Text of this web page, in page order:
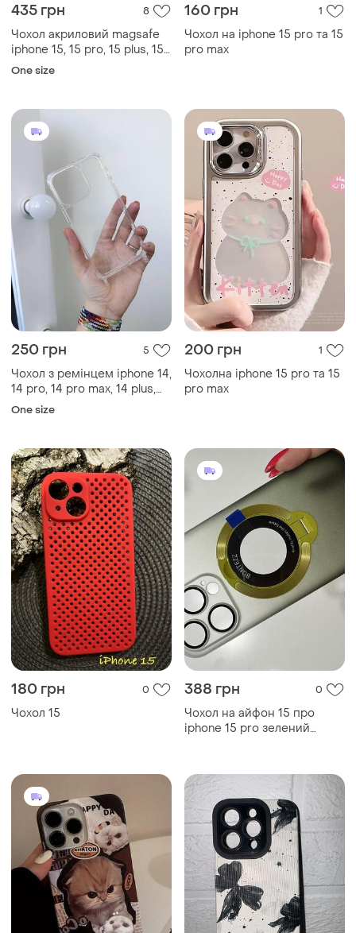
435 грн 8
Чохол акриловий magsafe
iphone 15, 15 pro, 15 plus, 15
pro max
One size
160 грн 1
Чохол на iphone 15 pro та 15
pro max
250 грн 5
Чохол з ремінцем iphone 14,
14 pro, 14 pro max, 14 plus,
15, 15 pro, 15 plus, 15 promax
One size
200 грн 1
Чохолна iphone 15 pro та 15
pro max
180 грн 0
Чохол 15
388 грн 0
Чохол на айфон 15 про
iphone 15 pro зелений